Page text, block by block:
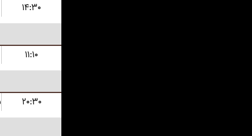
۱۴:۳۰
۱۱:۱۰
۲۰:۳۰